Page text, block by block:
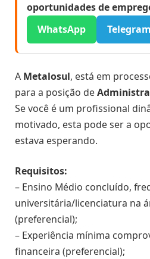
oportunidades de
WhatsApp
Telegram
A Metalosul, está em
para a posição de
Se você é um profissional
motivado, esta pode ser a
estava esperando.
Requisitos:
– Ensino Médio concluído,
universitária/licenciatura na
(preferencial);
– Experiência mínima
financeira (preferencial);